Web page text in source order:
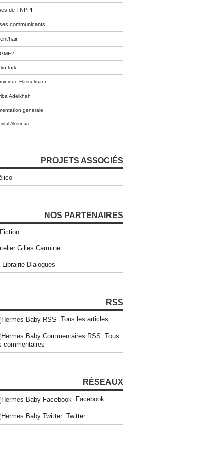
de TNPPI
communicants
turk
Hasselmann
Adelkhah
générale
Akerman
PROJETS ASSOCIÉS
NOS PARTENAIRES
Gilles Carmine
Librairie Dialogues
RSS
Tous les articles
Tous
commentaires
RÉSEAUX
Facebook
Twitter